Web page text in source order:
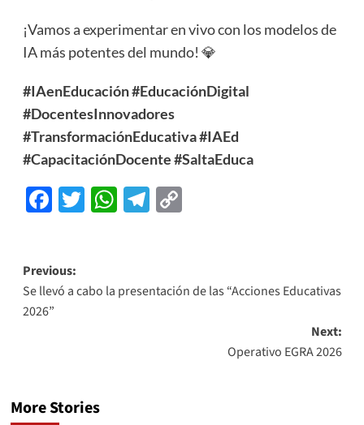
¡Vamos a experimentar en vivo con los modelos de
IA más potentes del mundo! 💎
#IAenEducación#EducaciónDigital
#DocentesInnovadores
#TransformaciónEducativa#IAEd
#CapacitaciónDocente#SaltaEduca
Facebook
Twitter
WhatsApp
Telegram
Copy
Previous:
Se llevó a cabo la presentación de las “Acciones Educativas
2026”
Next:
Operativo EGRA 2026
More Stories